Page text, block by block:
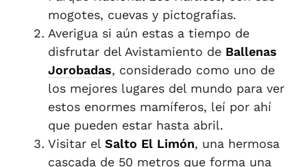
mogotes, cuevas y pictografías.
Averigua si aún estas a tiempo de
disfrutar del Avistamiento de Ballenas
Jorobadas, considerado como uno de
los mejores lugares del mundo para ver
estos enormes mamíferos, leí por ahí
que pueden estar hasta abril.
Visitar el Salto El Limón, una hermosa
cascada de 50 metros que forma una